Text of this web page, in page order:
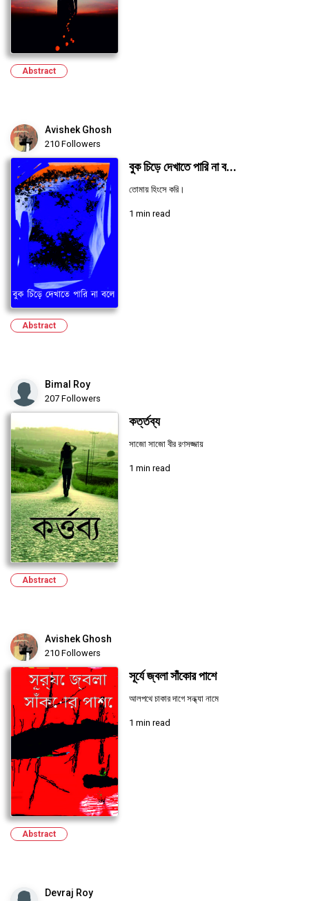
Abstract
Avishek Ghosh
210 Followers
বুক চিড়ে দেখাতে পারি না ব...
তোমায় হিংসে করি।
1 min read
Abstract
Bimal Roy
207 Followers
কর্ত্তব্য
সাজো সাজো বীর রণসজ্জায়
1 min read
Abstract
Avishek Ghosh
210 Followers
সূর্যে জ্বলা সাঁকোর পাশে
আলপথে চাকার দাগে সন্ধ্যা নামে
1 min read
Abstract
Devraj Roy